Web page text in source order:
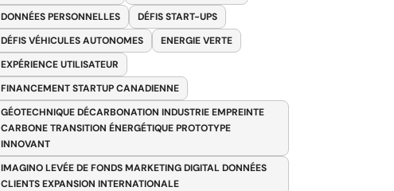
DONNÉES PERSONNELLES
DÉFIS START-UPS
DÉFIS VÉHICULES AUTONOMES
ENERGIE VERTE
EXPÉRIENCE UTILISATEUR
FINANCEMENT STARTUP CANADIENNE
GÉOTECHNIQUE DÉCARBONATION INDUSTRIE EMPREINTE
CARBONE TRANSITION ÉNERGÉTIQUE PROTOTYPE
INNOVANT
IMAGINO LEVÉE DE FONDS MARKETING DIGITAL DONNÉES
CLIENTS EXPANSION INTERNATIONALE